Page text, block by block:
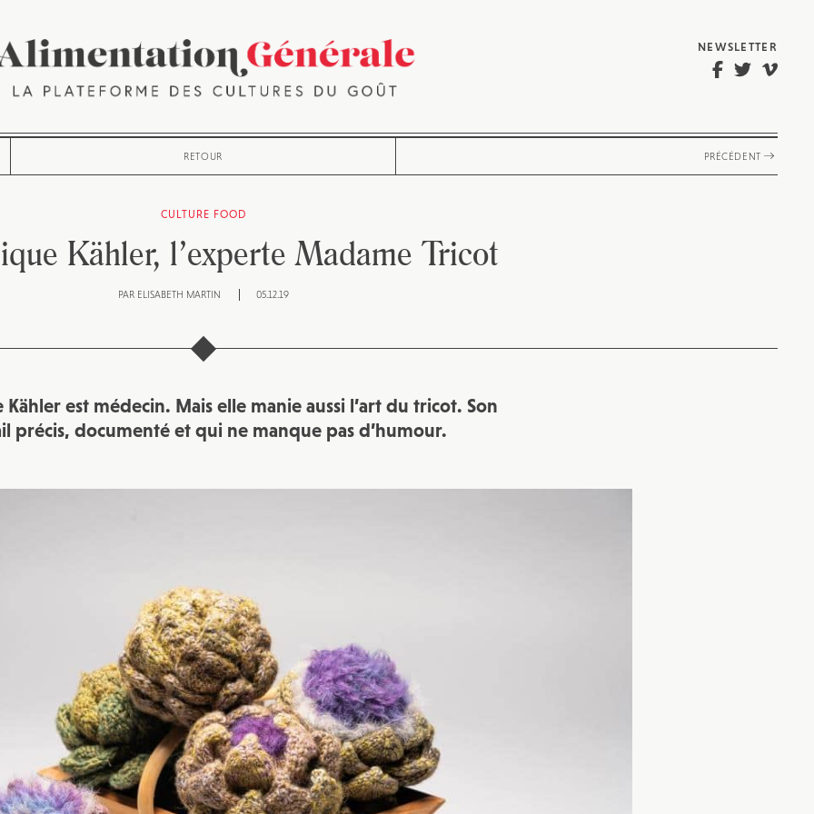
NEWSLETTER
RETOUR PRÉCÉDENT
CULTURE FOOD
Kähler, l’experte Madame Tricot
PAR ELISABETH MARTIN 05.12.19
est médecin. Mais elle manie aussi l’art du tricot. Son
précis, documenté et qui ne manque pas d’humour.
JE M'INSCRIS À LA NEWSLETTER
Pour recevoir toutes les deux semaines notre lettre d’info avec une